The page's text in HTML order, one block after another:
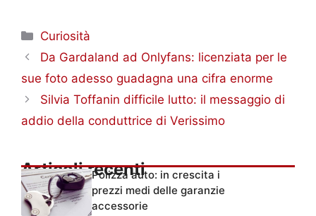
Categorie
Curiosità
Da Gardaland ad Onlyfans: licenziata per le
sue foto adesso guadagna una cifra enorme
Silvia Toffanin difficile lutto: il messaggio di
addio della conduttrice di Verissimo
Articoli recentiPolizza auto: in crescita i
prezzi medi delle garanzie
accessorie